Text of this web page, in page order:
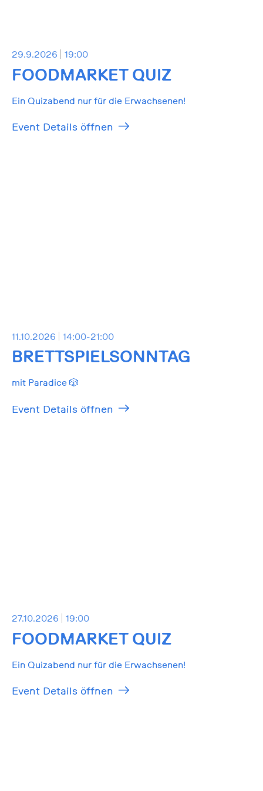
29.9.2026 19:00
FOODMARKET QUIZ
Ein Quizabend nur für die Erwachsenen!
Event Details öffnen
11.10.2026 14:00-21:00
BRETTSPIELSONNTAG
mit Paradice 🎲
Event Details öffnen
27.10.2026 19:00
FOODMARKET QUIZ
Ein Quizabend nur für die Erwachsenen!
Event Details öffnen